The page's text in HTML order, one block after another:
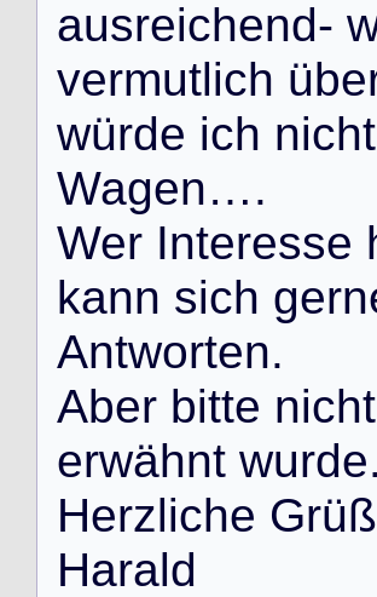
ausreichend-
vermutlich übe
würde ich nicht
Wagen….
Wer Interesse
kann sich gern
Antworten.
Aber bitte nicht
erwähnt wurde.
Herzliche Grüß
Harald